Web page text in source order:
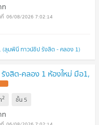
ท
06/08/2026 7:02:14
(ลุมพินี ทาวน์ชิป รังสิต - คลอง 1)
งสิต-คลอง 1 ห้องใหม่ มือ1,
2 ชั้น 5
ท